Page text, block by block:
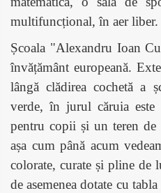
multifuncțional, în aer liber.
Școala "Alexandru Ioan
învățământ europeană.
lângă clădirea cochetă a
verde, în jurul căruia este
pentru copii și un teren de
așa cum până acum
colorate, curate și pline de
de asemenea dotate cu